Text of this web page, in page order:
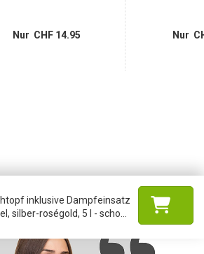
Nur CHF 14.95 Nur
inklusive Dampfeinsatz
silber-roségold, 5 l - scho...